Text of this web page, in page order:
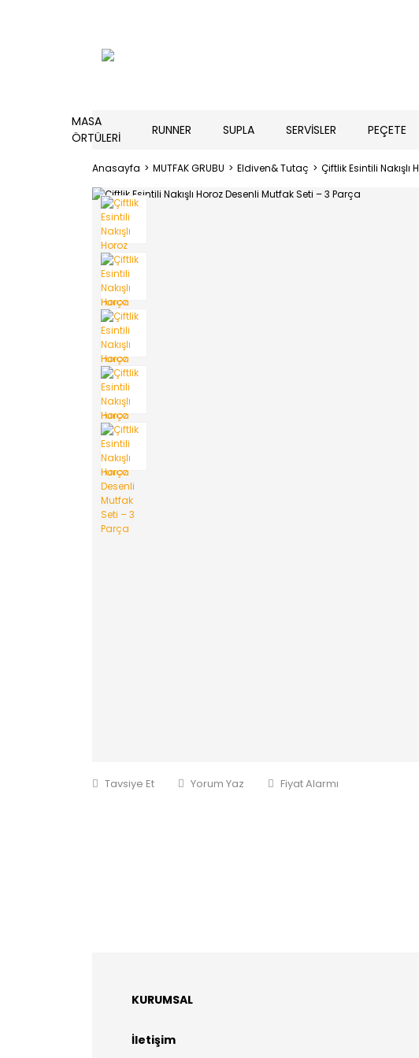
MASA
ÖRTÜLERİ
RUNNER SUPLA SERVİSLER PEÇETE
Anasayfa MUTFAK GRUBU Eldiven& Tutaç Çiftlik Esintili
Tavsiye Et Yorum Yaz Fiyat Alarmı
KURUMSAL
İletişim